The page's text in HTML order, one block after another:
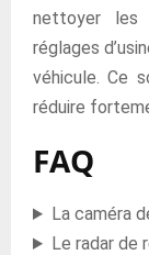
nettoyer les
réglages
véhicule. Ce
réduire
FAQ
La caméra
Le radar de